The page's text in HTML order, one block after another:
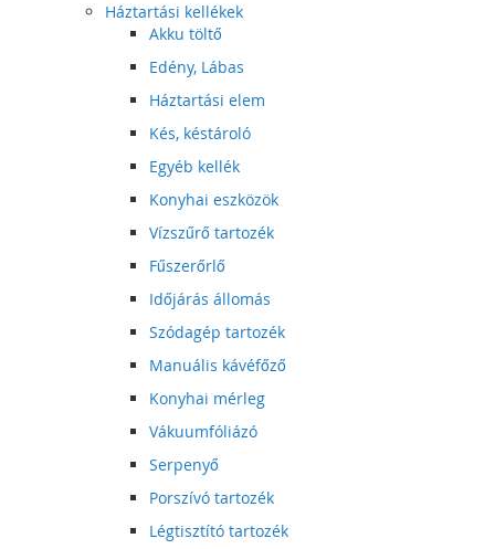
Háztartási kellékek
Akku töltő
Edény, Lábas
Háztartási elem
Kés, késtároló
Egyéb kellék
Konyhai eszközök
Vízszűrő tartozék
Fűszerőrlő
Időjárás állomás
Szódagép tartozék
Manuális kávéfőző
Konyhai mérleg
Vákuumfóliázó
Serpenyő
Porszívó tartozék
Légtisztító tartozék